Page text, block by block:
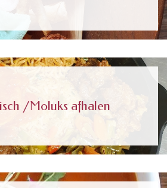
/Moluks afhalen